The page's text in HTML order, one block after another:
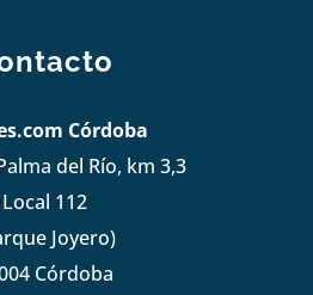
Córdoba
del Río, km 3,3
Local 112
Joyero)
Córdoba